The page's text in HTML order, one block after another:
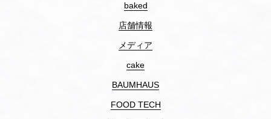
baked
店舗情報
メディア
cake
BAUMHAUS
FOOD TECH